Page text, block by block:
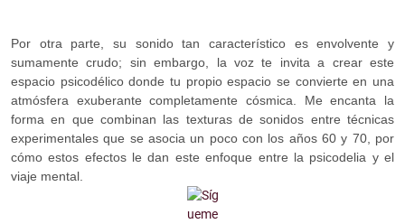
Por otra parte, su sonido tan característico es envolvente y
sumamente crudo; sin embargo, la voz te invita a crear este
espacio psicodélico donde tu propio espacio se convierte en una
atmósfera exuberante completamente cósmica. Me encanta la
forma en que combinan las texturas de sonidos entre técnicas
experimentales que se asocia un poco con los años 60 y 70, por
cómo estos efectos le dan este enfoque entre la psicodelia y el
viaje mental.